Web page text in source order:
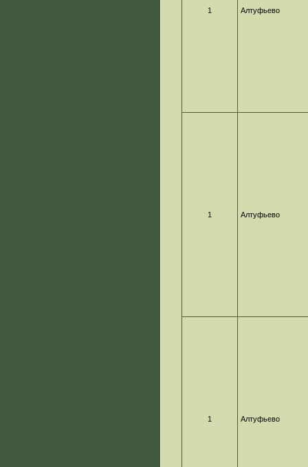
1 Алтуфьево
1 Алтуфьево
1 Алтуфьево